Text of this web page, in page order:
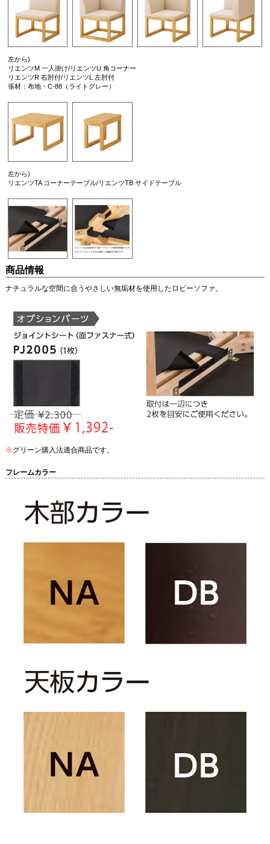
左から)
リエンツM 一人掛け/リエンツU 角コーナー
リエンツR 右肘付/リエンツL 左肘付
張材：布地・C-88（ライトグレー）
左から)
リエンツTA コーナーテーブル/リエンツTB サイドテーブル
商品情報
ナチュラルな空間に合うやさしい無垢材を使用したロビーソファ。
※グリーン購入法適合商品です。
フレームカラー